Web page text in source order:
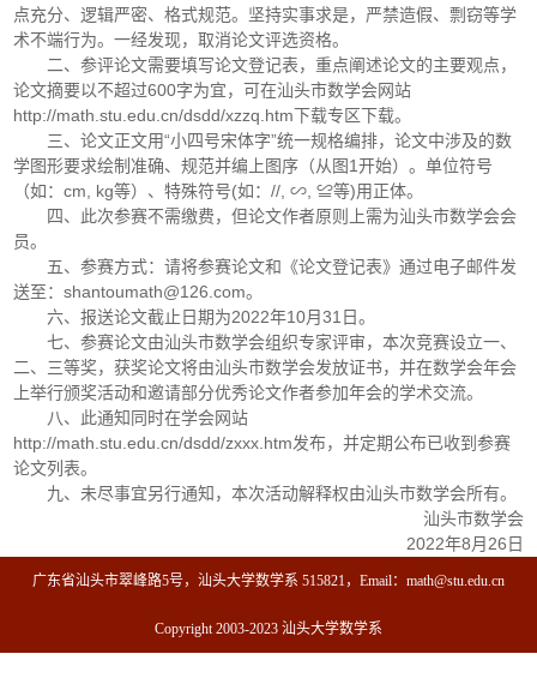
点充分、逻辑严密、格式规范。坚持实事求是，严禁造假、剽窃等学
术不端行为。一经发现，取消论文评选资格。
二、参评论文需要填写论文登记表，重点阐述论文的主要观点，
论文摘要以不超过600字为宜，可在汕头市数学会网站
http://math.stu.edu.cn/dsdd/xzzq.htm下载专区下载。
三、论文正文用“小四号宋体字”统一规格编排，论文中涉及的数
学图形要求绘制准确、规范并编上图序（从图1开始）。单位符号
（如：cm, kg等）、特殊符号(如：//, ∽, ≌等)用正体。
四、此次参赛不需缴费，但论文作者原则上需为汕头市数学会会
员。
五、参赛方式：请将参赛论文和《论文登记表》通过电子邮件发
送至：shantoumath@126.com。
六、报送论文截止日期为2022年10月31日。
七、参赛论文由汕头市数学会组织专家评审，本次竞赛设立一、
二、三等奖，获奖论文将由汕头市数学会发放证书，并在数学会年会
上举行颁奖活动和邀请部分优秀论文作者参加年会的学术交流。
八、此通知同时在学会网站
http://math.stu.edu.cn/dsdd/zxxx.htm发布，并定期公布已收到参赛
论文列表。
九、未尽事宜另行通知，本次活动解释权由汕头市数学会所有。
汕头市数学会
2022年8月26日
广东省汕头市翠峰路5号，汕头大学数学系 515821，Email：math@stu.edu.cn
Copyright 2003-2023 汕头大学数学系